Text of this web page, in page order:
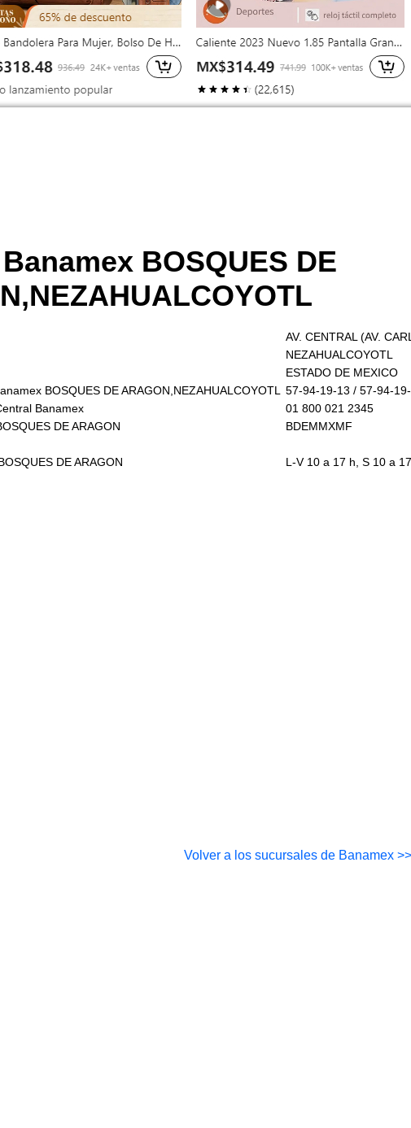
BOSQUES DE
AV. CENTRAL (AV.
NEZAHUALCOYOTL
ESTADO DE MEXICO
BOSQUES DE ARAGON,NEZAHUALCOYOTL
57-94-19-13 / 57-94-
Banamex
01 800 021 2345
DE ARAGON
BDEMMXMF
DE ARAGON
L-V 10 a 17 h, S 10 a
Volver a los sucursales de Banamex >>